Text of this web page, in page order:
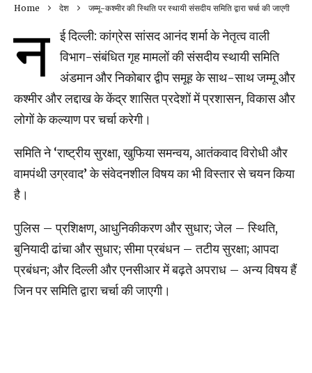
Home देश जम्मू-कश्मीर की स्थिति पर स्थायी संसदीय समिति द्वारा चर्चा की जाएगी
न
ई दिल्ली: कांग्रेस सांसद आनंद शर्मा के नेतृत्व वाली
विभाग-संबंधित गृह मामलों की संसदीय स्थायी समिति
अंडमान और निकोबार द्वीप समूह के साथ-साथ जम्मू और
कश्मीर और लद्दाख के केंद्र शासित प्रदेशों में प्रशासन, विकास और
लोगों के कल्याण पर चर्चा करेगी।
समिति ने ‘राष्ट्रीय सुरक्षा, खुफिया समन्वय, आतंकवाद विरोधी और
वामपंथी उग्रवाद’ के संवेदनशील विषय का भी विस्तार से चयन किया
है।
पुलिस – प्रशिक्षण, आधुनिकीकरण और सुधार; जेल – स्थिति,
बुनियादी ढांचा और सुधार; सीमा प्रबंधन – तटीय सुरक्षा; आपदा
प्रबंधन; और दिल्ली और एनसीआर में बढ़ते अपराध – अन्य विषय हैं
जिन पर समिति द्वारा चर्चा की जाएगी।